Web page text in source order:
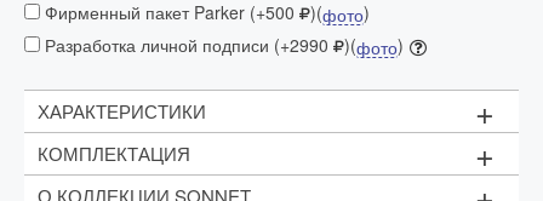
Фирменный пакет Parker (+500
)(фото)
Разработка личной подписи (+2990
)(фото)
ХАРАКТЕРИСТИКИ +
с колпачком
Материал:
КОМПЛЕКТАЦИЯ +
О КОЛЛЕКЦИИ SONNET